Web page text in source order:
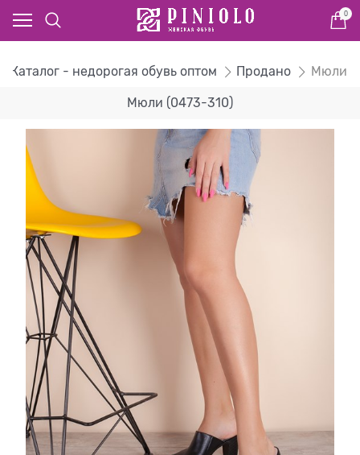
0
Каталог - недорогая обувь оптом Продано Мюли
Мюли (0473-310)